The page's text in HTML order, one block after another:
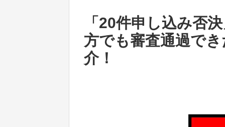
「20件申し込み否
方でも審査通過で
介！